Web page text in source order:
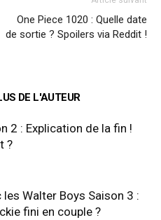
One Piece 1020 : Quelle date
de sortie ? Spoilers via Reddit !
DE L'AUTEUR
2 : Explication de la fin !
?
les Walter Boys Saison 3 :
fini en couple ?